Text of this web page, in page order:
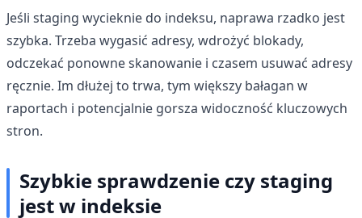
Jeśli staging wycieknie do indeksu, naprawa rzadko jest
szybka. Trzeba wygasić adresy, wdrożyć blokady,
odczekać ponowne skanowanie i czasem usuwać adresy
ręcznie. Im dłużej to trwa, tym większy bałagan w
raportach i potencjalnie gorsza widoczność kluczowych
stron.
Szybkie sprawdzenie czy staging
jest w indeksie